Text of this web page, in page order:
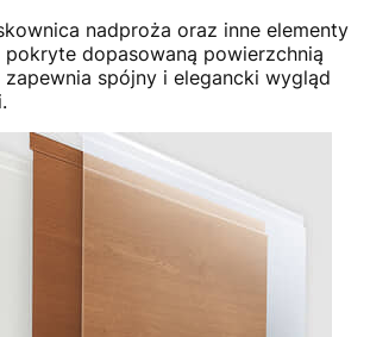
nadproża oraz inne elementy
pokryte dopasowaną powierzchnią
spójny i elegancki wygląd